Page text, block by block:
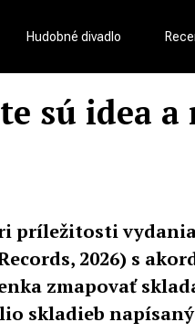
Hudobné divadlo
sú idea
príležitosti
2026) s
zmapovať
skladieb